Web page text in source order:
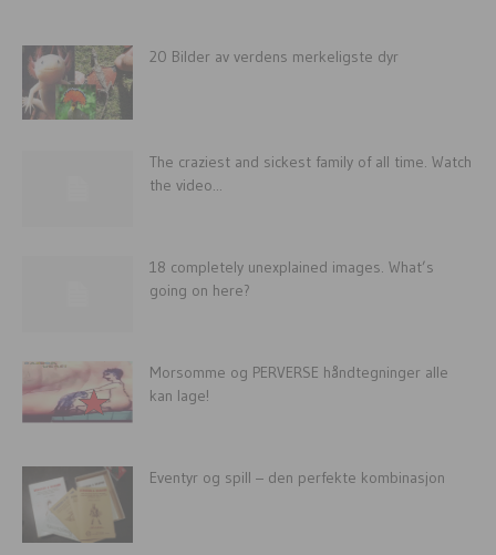
20 Bilder av verdens merkeligste dyr
The craziest and sickest family of all time. Watch
the video...
18 completely unexplained images. What’s
going on here?
Morsomme og PERVERSE håndtegninger alle
kan lage!
Eventyr og spill – den perfekte kombinasjon